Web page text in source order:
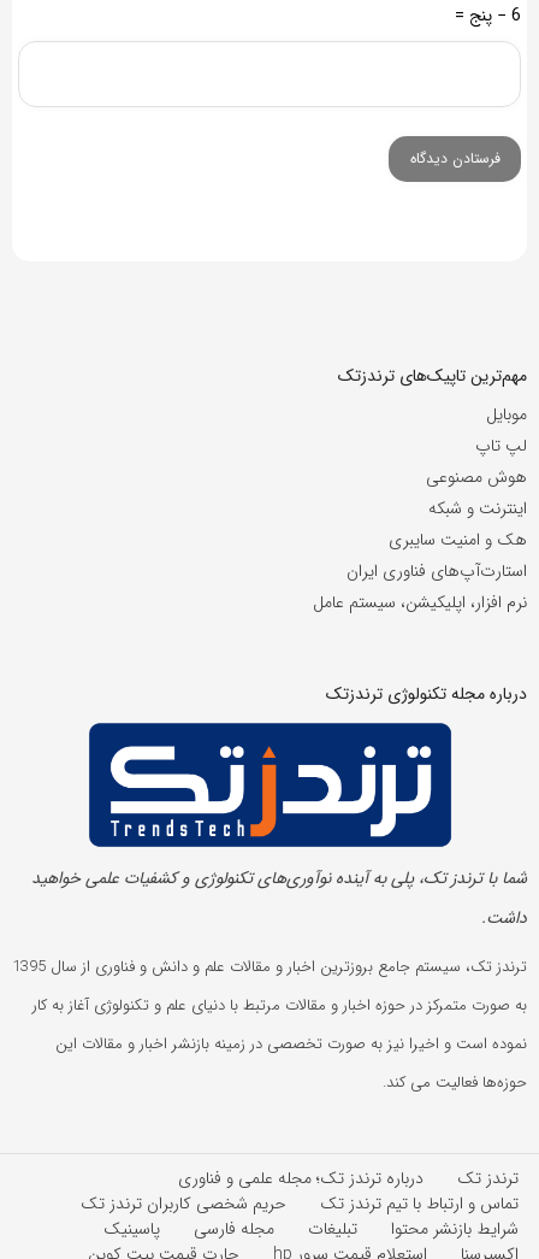
6 − پنج =
مهم‌ترین تاپیک‌های ترندزتک
موبایل
لپ تاپ
هوش مصنوعی
اینترنت و شبکه
هک و امنیت سایبری
استارت‌آپ‌های فناوری ایران
نرم افزار، اپلیکیشن، سیستم عامل
درباره مجله تکنولوژی ترندزتک
شما با ترندز تک، پلی به آینده‌ نوآوری‌های تکنولوژی و کشفیات علمی خواهید
داشت.
ترندز تک، سیستم جامع بروزترین اخبار و مقالات علم و دانش و فناوری از سال 1395
به صورت متمرکز در حوزه اخبار و مقالات مرتبط با دنیای علم و تکنولوژی آغاز به کار
نموده است و اخیرا نیز به صورت تخصصی در زمینه بازنشر اخبار و مقالات این
حوزه‌ها فعالیت می کند.
ترندز تک
درباره ترندز تک؛ مجله علمی و فناوری
تماس و ارتباط با تیم ترندز تک
حریم شخصی کاربران ترندز تک
شرایط بازنشر محتوا
تبلیغات مجله فارسی
پاسینیک